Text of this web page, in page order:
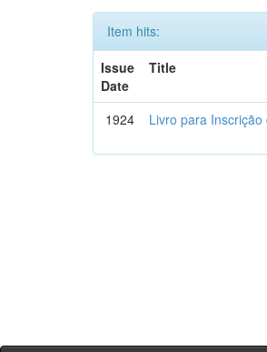
Item hits:
Issue
Date
Title
1924 Livro para